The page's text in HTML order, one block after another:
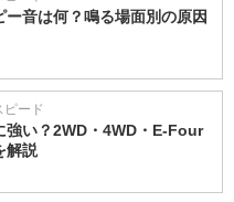
ー音は何？鳴る場面別の原因
ピード
強い？2WD・4WD・E-Four
解説